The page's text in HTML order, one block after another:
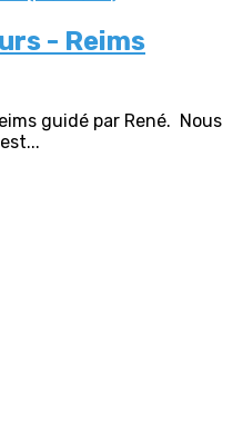
- Reims
guidé par René. Nous